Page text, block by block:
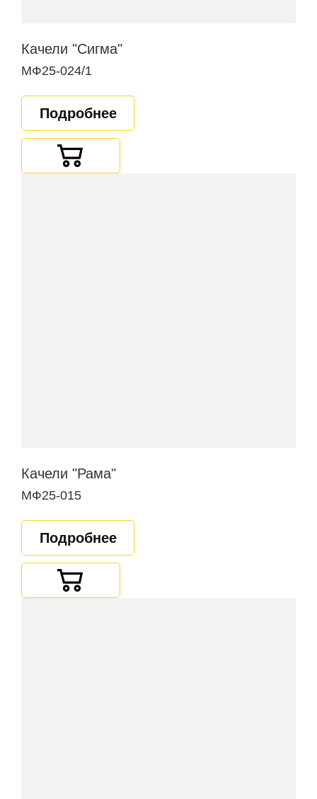
Качели "Сигма"
МФ25-024/1
Подробнее
Качели "Рама"
МФ25-015
Подробнее